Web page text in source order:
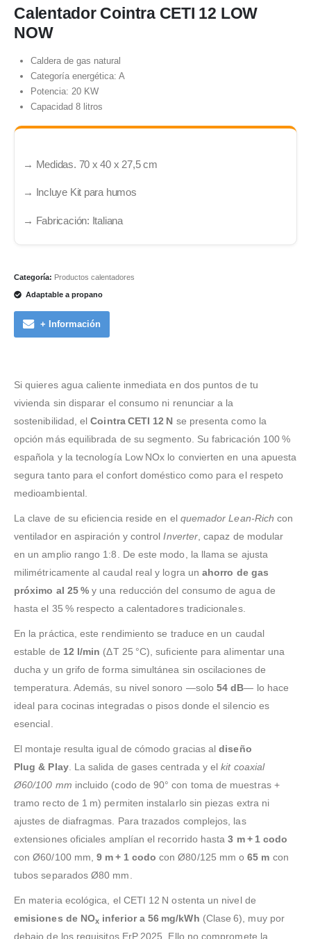
Calentador Cointra CETI 12 LOW
NOW
Caldera de gas natural
Categoría energética: A
Potencia: 20 KW
Capacidad 8 litros
→ Medidas. 70 x 40 x 27,5 cm
→ Incluye Kit para humos
→ Fabricación: Italiana
Categoría: Productos calentadores
Adaptable a propano
+ Información
Si quieres agua caliente inmediata en dos puntos de tu
vivienda sin disparar el consumo ni renunciar a la
sostenibilidad, elCointra CETI 12 N se presenta como la
opción más equilibrada de su segmento. Su fabricación 100 %
española y la tecnología Low NOx lo convierten en una apuesta
segura tanto para el confort doméstico como para el respeto
medioambiental.
La clave de su eficiencia reside en el quemador Lean‑Rich con
ventilador en aspiración y controlInverter , capaz de modular
en un amplio rango 1:8. De este modo, la llama se ajusta
milimétricamente al caudal real y logra unahorro de gas
próximo al 25 % y una reducción del consumo de agua de
hasta el 35 % respecto a calentadores tradicionales.
En la práctica, este rendimiento se traduce en un caudal
estable de 12 l/min (ΔT 25 °C), suficiente para alimentar una
ducha y un grifo de forma simultánea sin oscilaciones de
temperatura. Además, su nivel sonoro —solo54 dB— lo hace
ideal para cocinas integradas o pisos donde el silencio es
esencial.
El montaje resulta igual de cómodo gracias aldiseño
Plug & Play. La salida de gases centrada y elkit coaxial
Ø60/100 mm incluido (codo de 90° con toma de muestras +
tramo recto de 1 m) permiten instalarlo sin piezas extra ni
ajustes de diafragmas. Para trazados complejos, las
extensiones oficiales amplían el recorrido hasta3 m + 1 codo
con Ø60/100 mm,9 m + 1 codo con Ø80/125 mm o65 m con
tubos separados Ø80 mm.
En materia ecológica, el CETI 12 N ostenta un nivel de
emisiones de NOx inferior a 56 mg/kWh (Clase 6), muy por
debajo de los requisitos ErP 2025. Ello no compromete la